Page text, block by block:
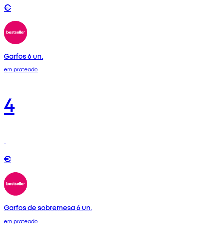
€
Garfos 6 un.
em prateado
4
€
Garfos de sobremesa 6 un.
em prateado